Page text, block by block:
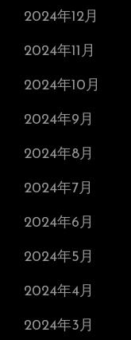
2024年12月
2024年11月
2024年10月
2024年9月
2024年8月
2024年7月
2024年6月
2024年5月
2024年4月
2024年3月